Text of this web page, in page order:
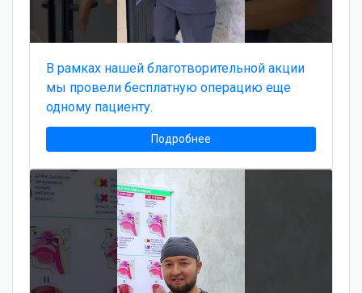
В рамках нашей благотворительной акции
мы провели бесплатную операцию еще
одному пациенту.
Подробнее